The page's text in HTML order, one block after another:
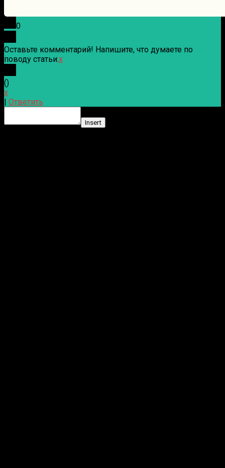
0
Оставьте комментарий! Напишите, что думаете по
поводу статьи.x
()
x
Ответить
Insert